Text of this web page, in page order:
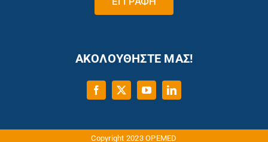
ΑΚΟΛΟΥΘΗΣΤΕ ΜΑΣ!
Copyright 2023 OPEMED